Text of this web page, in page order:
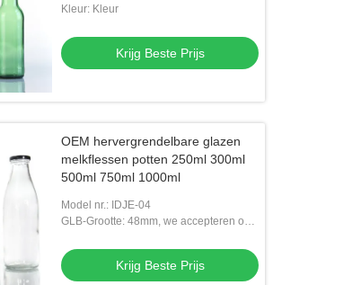
Kleur: Kleur
Krijg Beste Prijs
OEM hervergrendelbare glazen
melkflessen potten 250ml 300ml
500ml 750ml 1000ml
Model nr.: IDJE-04
GLB-Grootte: 48mm, we accepteren ook
Krijg Beste Prijs